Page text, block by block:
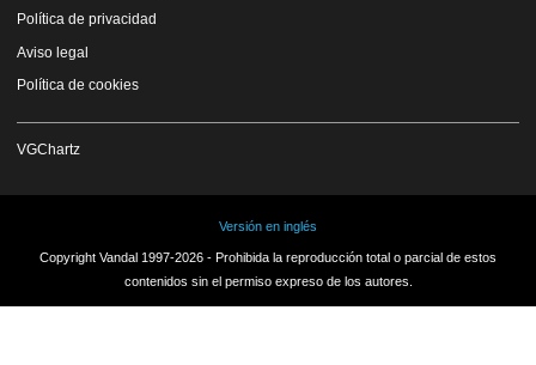
Política de privacidad
Aviso legal
Política de cookies
VGChartz
Versión en inglés
Copyright Vandal 1997-2026 - Prohibida la reproducción total o parcial de estos
contenidos sin el permiso expreso de los autores.